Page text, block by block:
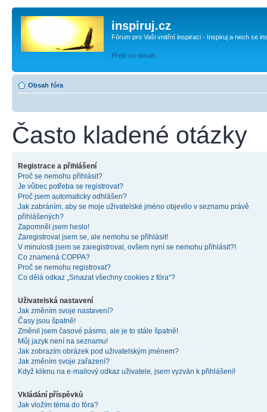
inspiruj.cz
Fórum pro Vaši vnitřní inspiraci - Inspiruj a nech se
Přejít na obsah
Obsah fóra
Často kladené otázky
Registrace a přihlášení
Proč se nemohu přihlásit?
Je vůbec potřeba se registrovat?
Proč jsem automaticky odhlášen?
Jak zabráním, aby se moje uživatelské jméno objevilo v seznamu právě
přihlášených?
Zapomněl jsem heslo!
Zaregistroval jsem se, ale nemohu se přihlásit!
V minulosti jsem se zaregistroval, ovšem nyní se nemohu přihlásit?!
Co znamená COPPA?
Proč se nemohu registrovat?
Co dělá odkaz „Smazat všechny cookies z fóra“?
Uživatelská nastavení
Jak změním svoje nastavení?
Časy jsou špatně!
Změnil jsem časové pásmo, ale je to stále špatně!
Můj jazyk není na seznamu!
Jak zobrazím obrázek pod uživatelským jménem?
Jak změním svoje zařazení?
Když kliknu na e-mailový odkaz uživatele, jsem vyzván k přihlášení!
Vkládání příspěvků
Jak vložím téma do fóra?